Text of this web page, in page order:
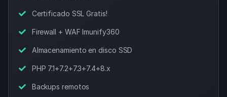
Certificado SSL Gratis!
Firewall + WAF Imunify360
Almacenamiento en disco SSD
PHP 7.1+7.2+7.3+7.4+8.x
Backups remotos